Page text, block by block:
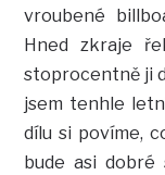
vroubené
Hned zkraje
stoprocentně ji
jsem tenhle
dílu si povíme,
bude asi